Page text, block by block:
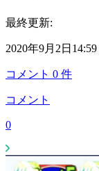
最終更新:
2020年9月2日14:59
コメント 0 件
コメント
0